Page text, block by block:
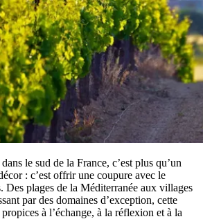
le sud de la France, c’est plus qu’un
: c’est offrir une coupure avec le
Des plages de la Méditerranée aux villages
par des domaines d’exception, cette
à l’échange, à la réflexion et à la